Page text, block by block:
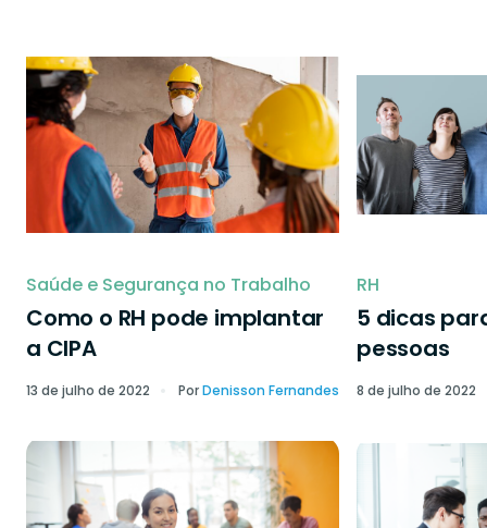
Saúde e Segurança no Trabalho
Como o RH pode implantar
a CIPA
13 de julho de 2022 PorDenisson Fernandes
RH
5 dicas
pessoas
8 de julho de 2022